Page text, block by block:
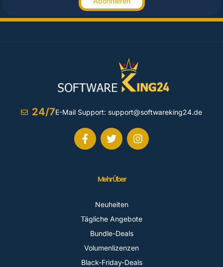
24/7E-Mail Support: support@softwareking24.de
Mehr Über
Neuheiten
Tägliche Angebote
Bundle-Deals
Volumenlizenzen
Black-Friday-Deals